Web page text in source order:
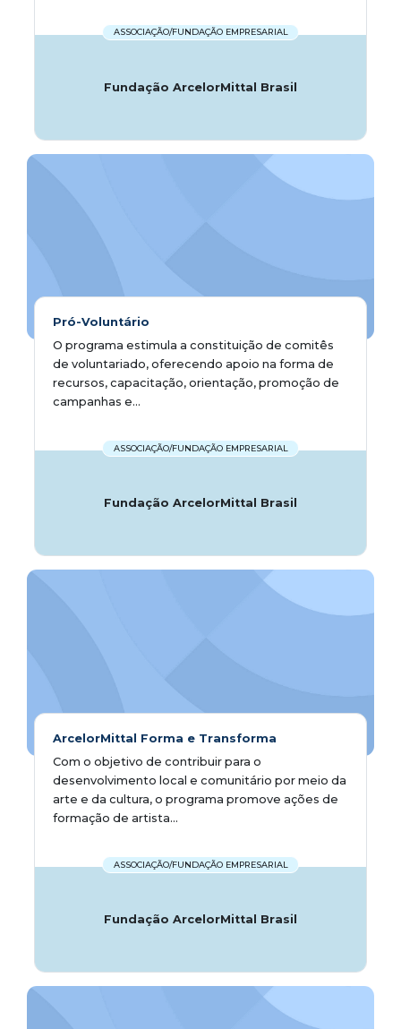
ASSOCIAÇÃO/FUNDAÇÃO EMPRESARIAL
Fundação ArcelorMittal Brasil
Pró-Voluntário
O programa estimula a constituição de comitês
de voluntariado, oferecendo apoio na forma de
recursos, capacitação, orientação, promoção de
campanhas e...
ASSOCIAÇÃO/FUNDAÇÃO EMPRESARIAL
Fundação ArcelorMittal Brasil
ArcelorMittal Forma e Transforma
Com o objetivo de contribuir para o
desenvolvimento local e comunitário por meio da
arte e da cultura, o programa promove ações de
formação de artista...
ASSOCIAÇÃO/FUNDAÇÃO EMPRESARIAL
Fundação ArcelorMittal Brasil